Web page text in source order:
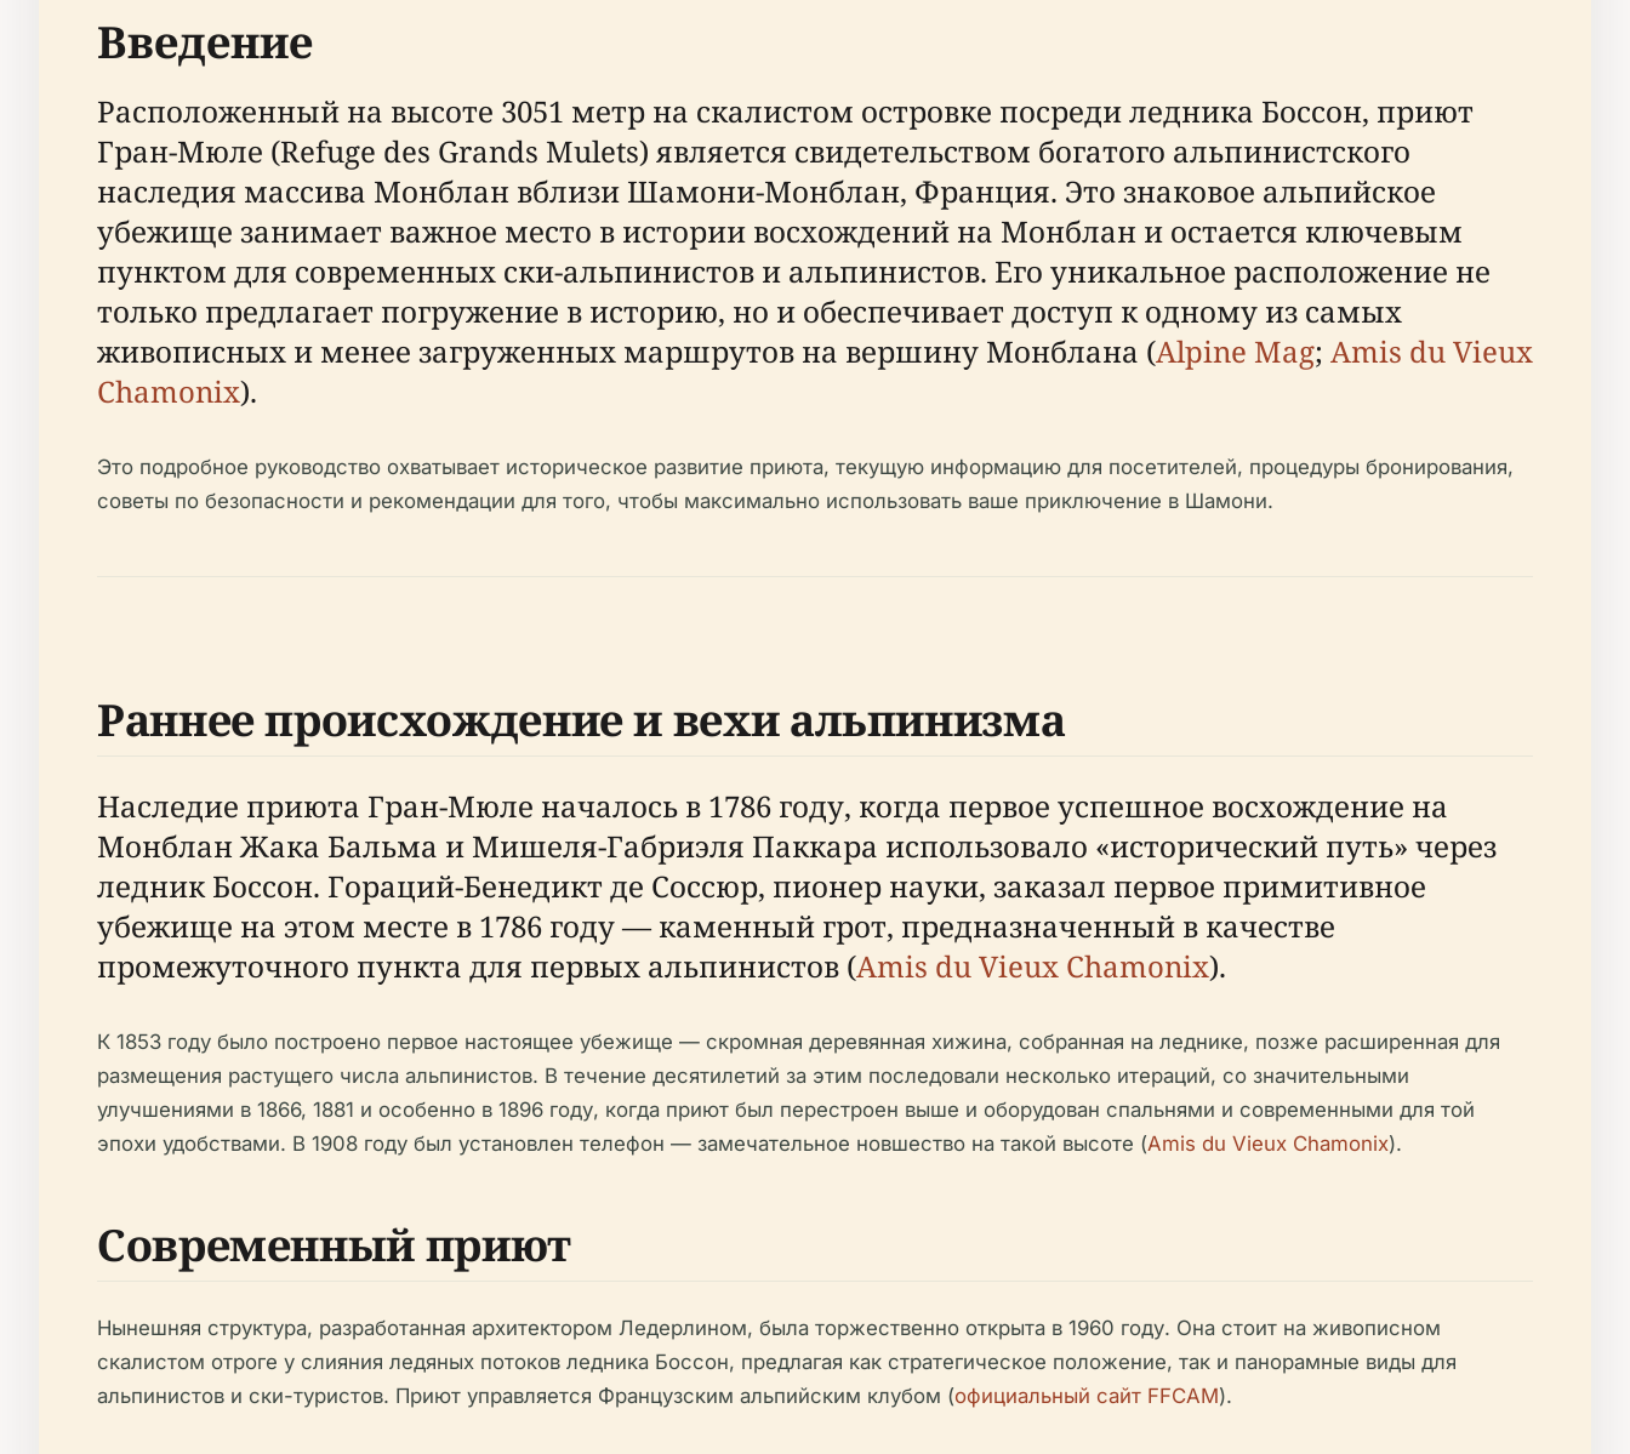
Введение
Расположенный на высоте 3051 метр на скалистом островке посреди ледника Боссон, приют
Гран-Мюле (Refuge des Grands Mulets) является свидетельством богатого альпинистского
наследия массива Монблан вблизи Шамони-Монблан, Франция. Это знаковое альпийское
убежище занимает важное место в истории восхождений на Монблан и остается ключевым
пунктом для современных ски-альпинистов и альпинистов. Его уникальное расположение не
только предлагает погружение в историю, но и обеспечивает доступ к одному из самых
живописных и менее загруженных маршрутов на вершину Монблана (Alpine Mag; Amis du Vieux
Chamonix).
Это подробное руководство охватывает историческое развитие приюта, текущую информацию для посетителей, процедуры бронирования,
советы по безопасности и рекомендации для того, чтобы максимально использовать ваше приключение в Шамони.
Раннее происхождение и вехи альпинизма
Наследие приюта Гран-Мюле началось в 1786 году, когда первое успешное восхождение на
Монблан Жака Бальма и Мишеля-Габриэля Паккара использовало «исторический путь» через
ледник Боссон. Гораций-Бенедикт де Соссюр, пионер науки, заказал первое примитивное
убежище на этом месте в 1786 году — каменный грот, предназначенный в качестве
промежуточного пункта для первых альпинистов (Amis du Vieux Chamonix).
К 1853 году было построено первое настоящее убежище — скромная деревянная хижина, собранная на леднике, позже расширенная для
размещения растущего числа альпинистов. В течение десятилетий за этим последовали несколько итераций, со значительными
улучшениями в 1866, 1881 и особенно в 1896 году, когда приют был перестроен выше и оборудован спальнями и современными для той
эпохи удобствами. В 1908 году был установлен телефон — замечательное новшество на такой высоте (Amis du Vieux Chamonix).
Современный приют
Нынешняя структура, разработанная архитектором Ледерлином, была торжественно открыта в 1960 году. Она стоит на живописном
скалистом отроге у слияния ледяных потоков ледника Боссон, предлагая как стратегическое положение, так и панорамные виды для
альпинистов и ски-туристов. Приют управляется Французским альпийским клубом (официальный сайт FFCAM).